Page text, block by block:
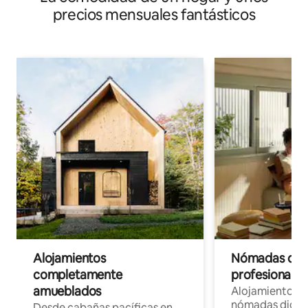
precios mensuales fantásticos
Alojamientos
completamente
amueblados
Nómadas
Alojamientos
nómadas